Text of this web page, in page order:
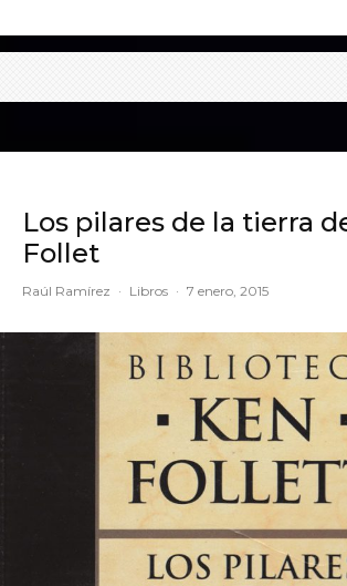
Los pilares de la tierra
Follet
Raúl Ramírez · Libros · 7 enero, 2015